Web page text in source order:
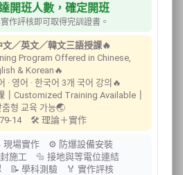
作業區之佈置、
使用設備、物料
及製程、物質之
危害性、逸散方
式及操作習慣，
進行系統設計與
安裝使其控制風
速有效的捕集各
種有害物質並加
以控制，以符合
開班人數，確定開班
作評核即可取得完訓證書。
／英文／韓文三語授課🔥
Program Offered in Chinese,
& Korean🔥
· 영어 · 한국어 3개 국어 강의🔥
Customized Training Available
춤형 교육 가능🌏
14 🛠 理論＋實作
現場實作 ⚙ 防爆設備安裝
施工 🔩 接地與等電位連結
📝 學科測驗 🏅 實作評核